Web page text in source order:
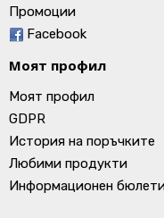
Промоции
Facebook
Моят профил
Моят профил
GDPR
История на поръчките
Любими продукти
Информационен